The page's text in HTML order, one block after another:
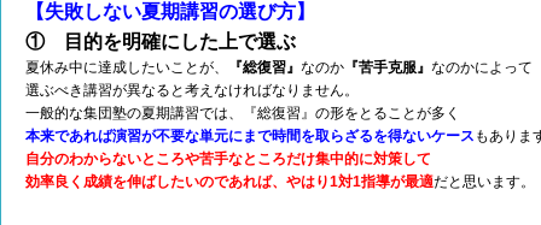
【失敗しない夏期講習の選び方】
① 目的を明確にした上で選ぶ
夏休み中に達成したいことが、 『総復習』 なのか 『苦手克服』 なのかによって
選ぶべき講習が異なると考えなければなりません。
一般的な集団塾の夏期講習では、『総復習』の形をとることが多く
本来であれば演習が不要な単元にまで時間を取らざるを得ないケース もありま
自分のわからないところや苦手なところだけ集中的に対策して
効率良く成績を伸ばしたいのであれば、やはり1対1指導が最適だと思います。